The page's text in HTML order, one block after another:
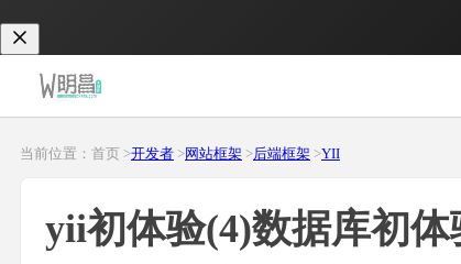
当前位置：首页 >开发者 >网站框架 >后端框架 >YII
yii初体验(4)数据库初体